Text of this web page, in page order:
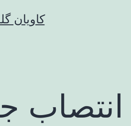
کاویان
انتصاب